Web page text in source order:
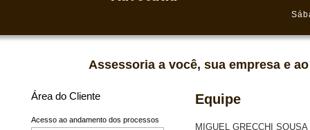
Assessoria a você, sua empresa e
Área do Cliente
Acesso ao andamento dos processos
Equipe
MIGUEL GRECCHI